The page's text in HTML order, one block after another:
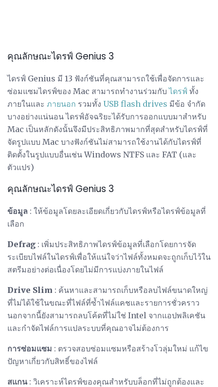
คุณลักษณะไดรฟ์ Genius 3
ไดรฟ์ Genius มี 13 ฟังก์ชันที่คุณสามารถใช้เพื่อจัดการและ
ซ่อมแซมไดรฟ์ของ Mac สามารถทำงานร่วมกับไดรฟ์ ทั้ง
ภายในและ ภายนอก รวมทั้ง USB flash drives มีข้อ จำกัด
บางอย่างแน่นอน ไดรฟ์อัจฉริยะได้รับการออกแบบมาสำหรับ
Mac เป็นหลักดังนั้นจึงมีประสิทธิภาพมากที่สุดสำหรับไดรฟ์ที่
จัดรูปแบบ Mac บางฟังก์ชันไม่สามารถใช้งานได้กับไดรฟ์ที่
ติดตั้งในรูปแบบอื่นเช่น Windows NTFS และ FAT (และ
ตัวแปร)
คุณลักษณะไดรฟ์ Genius 3
ข้อมูล : ให้ข้อมูลโดยละเอียดเกี่ยวกับไดรฟ์หรือไดรฟ์ข้อมูลที่
เลือก
Defrag : เพิ่มประสิทธิภาพไดรฟ์ข้อมูลที่เลือกโดยการจัด
ระเบียบไฟล์ในไดรฟ์เพื่อให้แน่ใจว่าไฟล์ทั้งหมดจะถูกเก็บไว้ใน
สตรีมอย่างต่อเนื่องโดยไม่มีการแบ่งภายในไฟล์
Drive Slim : ค้นหาและสามารถเก็บหรือลบไฟล์ขนาดใหญ่
ที่ไม่ได้ใช้ในขณะที่ไฟล์ที่ซ้ำไฟล์แคชและรายการชั่วคราว
นอกจากนี้ยังสามารถลบโค้ดที่ไม่ใช่ Intel จากแอปพลิเคชัน
และกำจัดไฟล์การแปลระบบที่คุณอาจไม่ต้องการ
การซ่อมแซม : ตรวจสอบซ่อมแซมหรือสร้างโวลุ่มใหม่ แก้ไข
ปัญหาเกี่ยวกับสิทธิ์ของไฟล์
สแกน: วิเคราะห์ไดรฟ์ของคุณสำหรับบล็อกที่ไม่ถูกต้องและ